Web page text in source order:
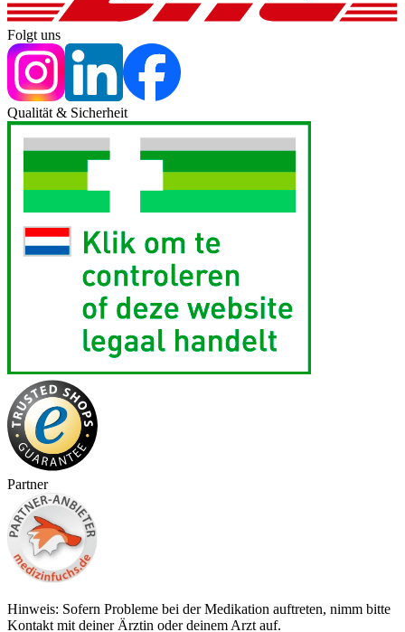
Folgt uns
Qualität & Sicherheit
Partner
Hinweis: Sofern Probleme bei der Medikation auftreten, nimm bitte
Kontakt mit deiner Ärztin oder deinem Arzt auf.